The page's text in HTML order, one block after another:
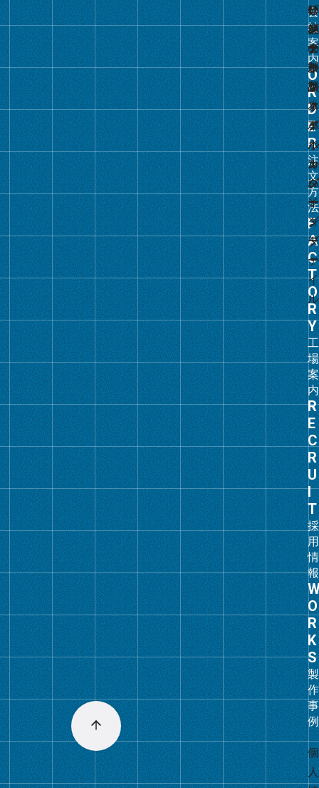
会
社
案
内
ク
注
文
方
法
グ
ル
ー
プ
リ
ン
ク
工
場
案
内
グ
ル
ー
プ
リ
ン
ク
採
用
情
報
グ
ル
ー
プ
リ
ン
ク
製
作
事
例
グ
ル
ー
プ
リ
ン
ク
リ
ジ
ナ
ル
フ
ァ
イ
ル
・
バ
イ
ン
ダ
ー
い
フ
ァ
イ
ル
・
バ
イ
ン
ダ
ー
ー
パ
ー
ク
リ
ス
タ
ル
カ
レ
ン
ダ
ー
レ
ン
ダ
ー
製
本
リ
ジ
ナ
ル
ク
リ
ア
ホ
ル
ダ
ー
・
フ
ァ
イ
ル
ビ
メ
モ
リ
の
他
の
製
品
じ
具
個
人